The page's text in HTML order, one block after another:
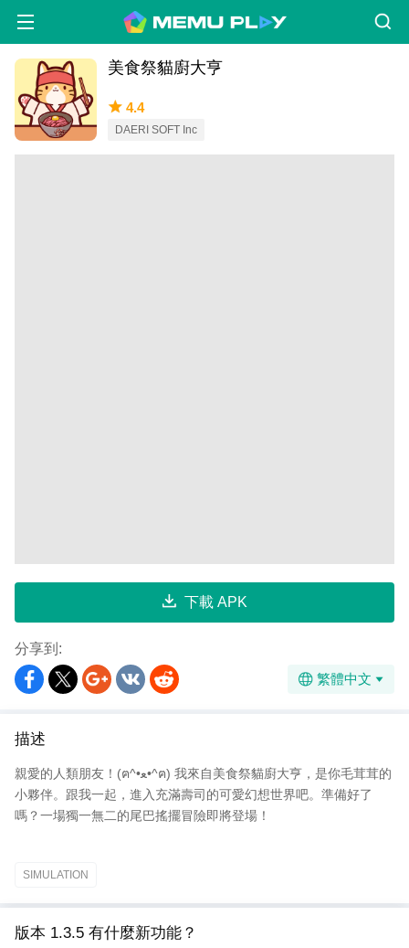
美食祭貓廚大亨
4.4
DAERI SOFT Inc
下載 APK
分享到:
繁體中文
描述
親愛的人類朋友！(ฅ^•ﻌ•^ฅ) 我來自美食祭貓廚大亨，是你毛茸茸的
小夥伴。跟我一起，進入充滿壽司的可愛幻想世界吧。準備好了
嗎？一場獨一無二的尾巴搖擺冒險即將登場！
SIMULATION
版本 1.3.5 有什麼新功能？